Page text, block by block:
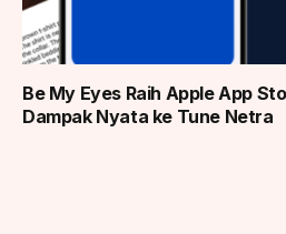
Be My Eyes Raih Apple App
Dampak Nyata ke Tune Netra